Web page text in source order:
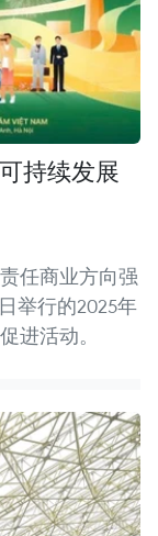
持续发展
任商业方向强
举行的2025年
进活动。